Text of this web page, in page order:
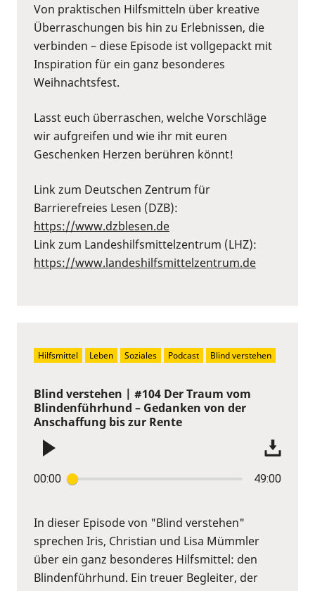
Von praktischen Hilfsmitteln über kreative
Überraschungen bis hin zu Erlebnissen, die
verbinden – diese Episode ist vollgepackt mit
Inspiration für ein ganz besonderes
Weihnachtsfest.
Lasst euch überraschen, welche Vorschläge
wir aufgreifen und wie ihr mit euren
Geschenken Herzen berühren könnt!
Link zum Deutschen Zentrum für
Barrierefreies Lesen (DZB):
https://www.dzblesen.de
Link zum Landeshilfsmittelzentrum (LHZ):
https://www.landeshilfsmittelzentrum.de
Blind verstehen | #104 Der Traum vom
Blindenführhund – Gedanken von der
Anschaffung bis zur Rente
00:00 49:00
In dieser Episode von "Blind verstehen"
sprechen Iris, Christian und Lisa Mümmler
über ein ganz besonderes Hilfsmittel: den
Blindenführhund. Ein treuer Begleiter, der
Hilfsmittel Leben Soziales Podcast Blind verstehen